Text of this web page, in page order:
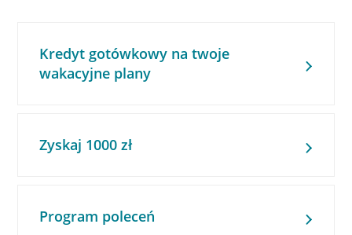
Kredyt gotówkowy na twoje
wakacyjne plany
Zyskaj 1000 zł
Program poleceń